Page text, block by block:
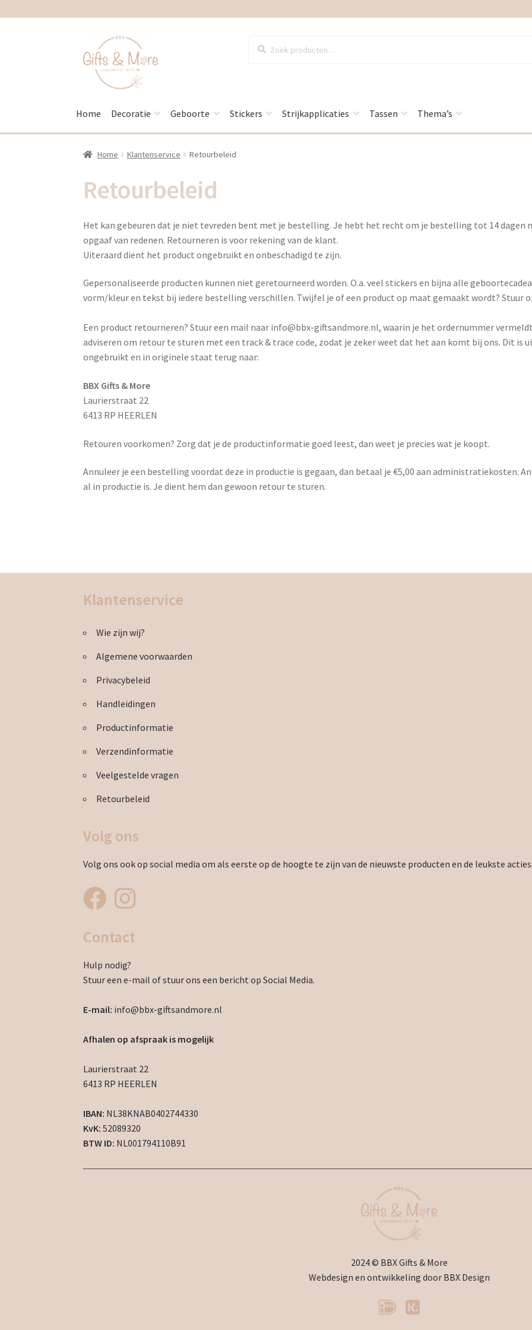
door
naar
navigatie
naar
inhoud
naar:
Home Decoratie Geboorte Stickers Strijkapplicaties Tassen Thema’s
Home Klantenservice Retourbeleid
Retourbeleid
Het kan gebeuren dat je niet tevreden bent met je bestelling. Je hebt het recht om je bestelling tot 14 dagen
opgaaf van redenen. Retourneren is voor rekening van de klant.
Uiteraard dient het product ongebruikt en onbeschadigd te zijn.
Gepersonaliseerde producten kunnen niet geretourneerd worden. O.a. veel stickers en bijna alle
vorm/kleur en tekst bij iedere bestelling verschillen. Twijfel je of een product op maat gemaakt wordt? Stuur
Een product retourneren? Stuur een mail naar info@bbx-giftsandmore.nl, waarin je het ordernummer
adviseren om retour te sturen met een track & trace code, zodat je zeker weet dat het aan komt bij ons. Dit
ongebruikt en in originele staat terug naar:
BBX Gifts & More
Laurierstraat 22
6413 RP HEERLEN
Retouren voorkomen? Zorg dat je de productinformatie goed leest, dan weet je precies wat je koopt.
Annuleer je een bestelling voordat deze in productie is gegaan, dan betaal je €5,00 aan administratiekosten.
al in productie is. Je dient hem dan gewoon retour te sturen.
Klantenservice
Wie zijn wij?
Algemene voorwaarden
Privacybeleid
Handleidingen
Productinformatie
Verzendinformatie
Veelgestelde vragen
Retourbeleid
Volg ons
Volg ons ook op social media om als eerste op de hoogte te zijn van de nieuwste producten en de leukste
Contact
Hulp nodig?
Stuur een e-mail of stuur ons een bericht op Social Media.
E-mail: info@bbx-giftsandmore.nl
Afhalen op afspraak is mogelijk
Laurierstraat 22
6413 RP HEERLEN
IBAN: NL38KNAB0402744330
KvK: 52089320
BTW ID: NL001794110B91
2024 © BBX Gifts & More
Webdesign en ontwikkeling door BBX Design